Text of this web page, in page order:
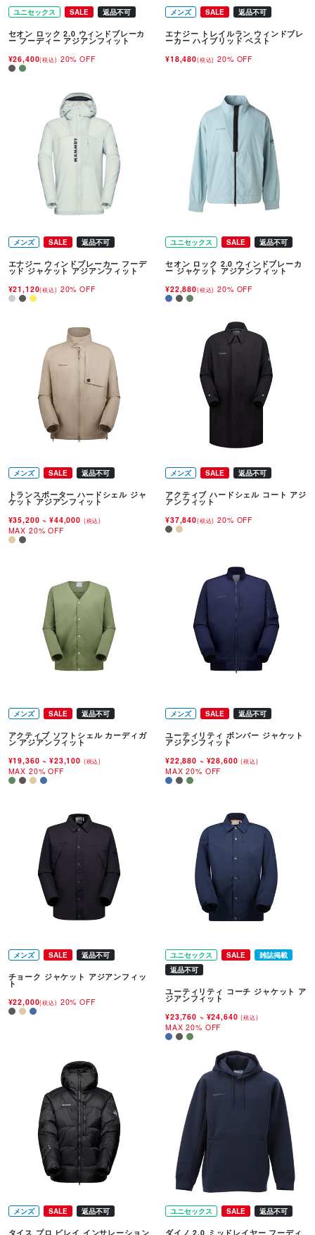
ユニセックス SALE 返品不可
セオン ロック 2.0 ウィンドブレーカ
ー フーディー アジアンフィット
¥26,400(税込) 20% OFF
メンズ SALE 返品不可
エナジー トレイルラン ウィンドブレ
ーカー ハイブリッド ベスト
¥18,480(税込) 20% OFF
メンズ SALE 返品不可
エナジー ウィンドブレーカー フーデ
ッド ジャケット アジアンフィット
¥21,120(税込) 20% OFF
ユニセックス SALE 返品不可
セオン ロック 2.0 ウィンドブレーカ
ー ジャケット アジアンフィット
¥22,880(税込) 20% OFF
メンズ SALE 返品不可
トランスポーター ハードシェル ジャ
ケット アジアンフィット
¥35,200~ ¥44,000 (税込)
MAX 20% OFF
メンズ SALE 返品不可
アクティブ ハードシェル コート アジ
アンフィット
¥37,840(税込) 20% OFF
メンズ SALE 返品不可
アクティブ ソフトシェル カーディガ
ン アジアンフィット
¥19,360~ ¥23,100 (税込)
MAX 20% OFF
メンズ SALE 返品不可
ユーティリティ ボンバー ジャケット
アジアンフィット
¥22,880 ~ ¥28,600(税込)
MAX 20% OFF
メンズ SALE 返品不可
チョーク ジャケット アジアンフィッ
ト
¥22,000(税込) 20% OFF
ユニセックス SALE
雑誌掲載
返品不可
ユーティリティ コーチ ジャケット ア
ジアンフィット
¥23,760 ~ ¥24,640(税込)
MAX 20% OFF
メンズ SALE 返品不可
タイス プロ ビレイ インサレーション
ユニセックス SALE 返品不可
ダイノ 2.0 ミッドレイヤー フーディ